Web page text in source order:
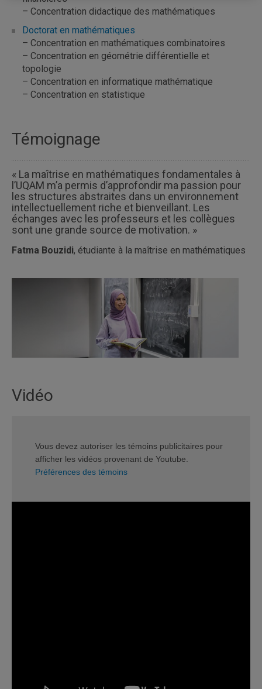
– Concentration didactique des mathématiques
Doctorat en mathématiques
– Concentration en mathématiques combinatoires
– Concentration en géométrie différentielle et
topologie
– Concentration en informatique mathématique
– Concentration en statistique
Témoignage
« La maîtrise en mathématiques fondamentales à
l’UQAM m’a permis d’approfondir ma passion pour
les structures abstraites dans un environnement
intellectuellement riche et bienveillant. Les
échanges avec les professeurs et les collègues
sont une grande source de motivation. »
Fatma Bouzidi, étudiante à la maîtrise en mathématiques
Vidéo
Vous devez autoriser les témoins publicitaires pour
afficher les vidéos provenant de Youtube.
Préférences des témoins